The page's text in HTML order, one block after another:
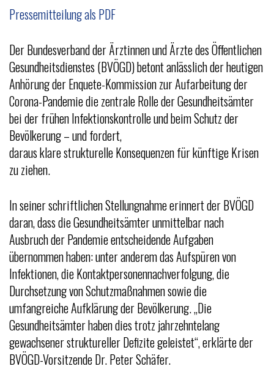
Pressemitteilung als PDF
Der Bundesverband der Ärztinnen und Ärzte des Öffentlichen
Gesundheitsdienstes (BVÖGD) betont anlässlich der heutigen
Anhörung der Enquete-Kommission zur Aufarbeitung der
Corona-Pandemie die zentrale Rolle der Gesundheitsämter
bei der frühen Infektionskontrolle und beim Schutz der
Bevölkerung – und fordert,
daraus klare strukturelle Konsequenzen für künftige Krisen
zu ziehen.
In seiner schriftlichen Stellungnahme erinnert der BVÖGD
daran, dass die Gesundheitsämter unmittelbar nach
Ausbruch der Pandemie entscheidende Aufgaben
übernommen haben: unter anderem das Aufspüren von
Infektionen, die Kontaktpersonennachverfolgung, die
Durchsetzung von Schutzmaßnahmen sowie die
umfangreiche Aufklärung der Bevölkerung. „Die
Gesundheitsämter haben dies trotz jahrzehntelang
gewachsener struktureller Defizite geleistet“, erklärte der
BVÖGD-Vorsitzende Dr. Peter Schäfer.